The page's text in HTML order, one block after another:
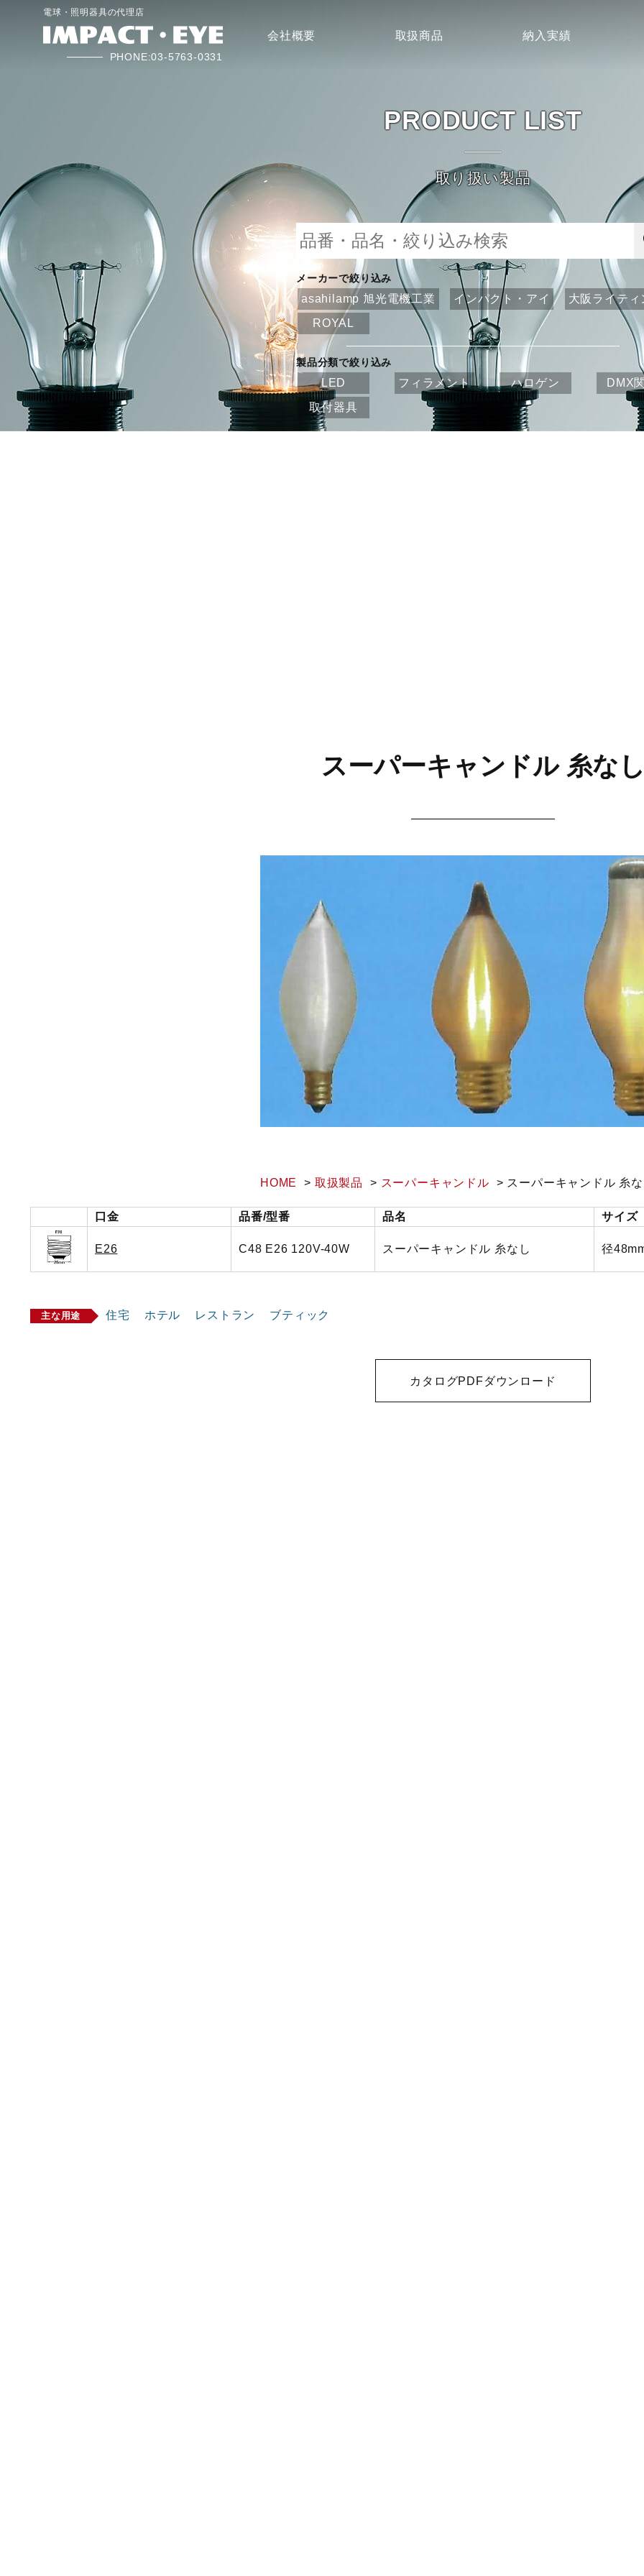
電球・照明器具の代理店
PHONE:03-5763-0331
会社概要 取扱商品 納入実績
PRODUCT LIST
取り扱い製品
メーカーで絞り込み
asahilamp 旭光電機工業 インパクト・アイ
大阪ライティ
ROYAL
製品分類で絞り込み
LED フィラメント ハロゲン
DMX
取付器具
スーパーキャンドル 糸な
HOME 取扱製品 スーパーキャンドル スーパーキャンドル 糸
口金 品番/型番 品名 サイズ
E26 C48 E26 120V-40W スーパーキャンドル 糸なし 径
主な用途 住宅 ホテル レストラン ブティック
カタログPDFダウンロード